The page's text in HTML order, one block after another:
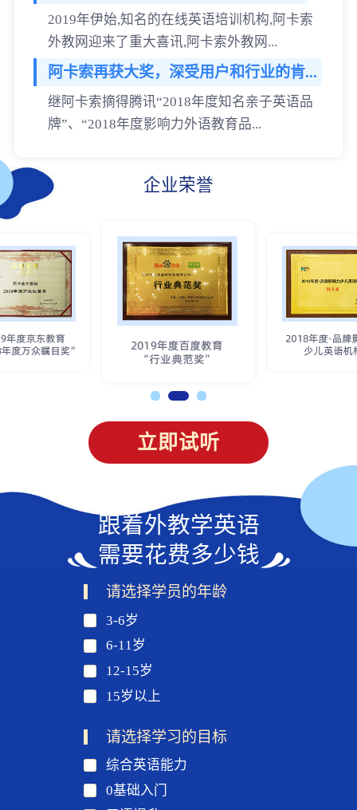
2019年伊始,知名的在线英语培训机构,阿卡索
外教网迎来了重大喜讯,阿卡索外教网...
阿卡索再获大奖，深受用户和行业的肯...
继阿卡索摘得腾讯“2018年度知名亲子英语品
牌”、“2018年度影响力外语教育品...
企业荣誉
立即试听
跟着外教学英语
需要花费多少钱
请选择学员的年龄
3-6岁
6-11岁
12-15岁
15岁以上
请选择学习的目标
综合英语能力
0基础入门